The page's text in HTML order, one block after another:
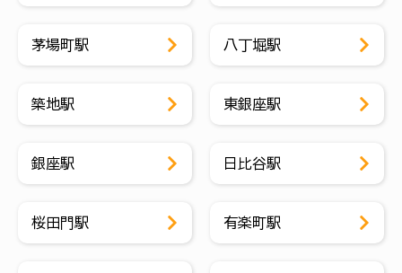
茅場町駅 八丁堀駅
築地駅 東銀座駅
銀座駅 日比谷駅
桜田門駅 有楽町駅